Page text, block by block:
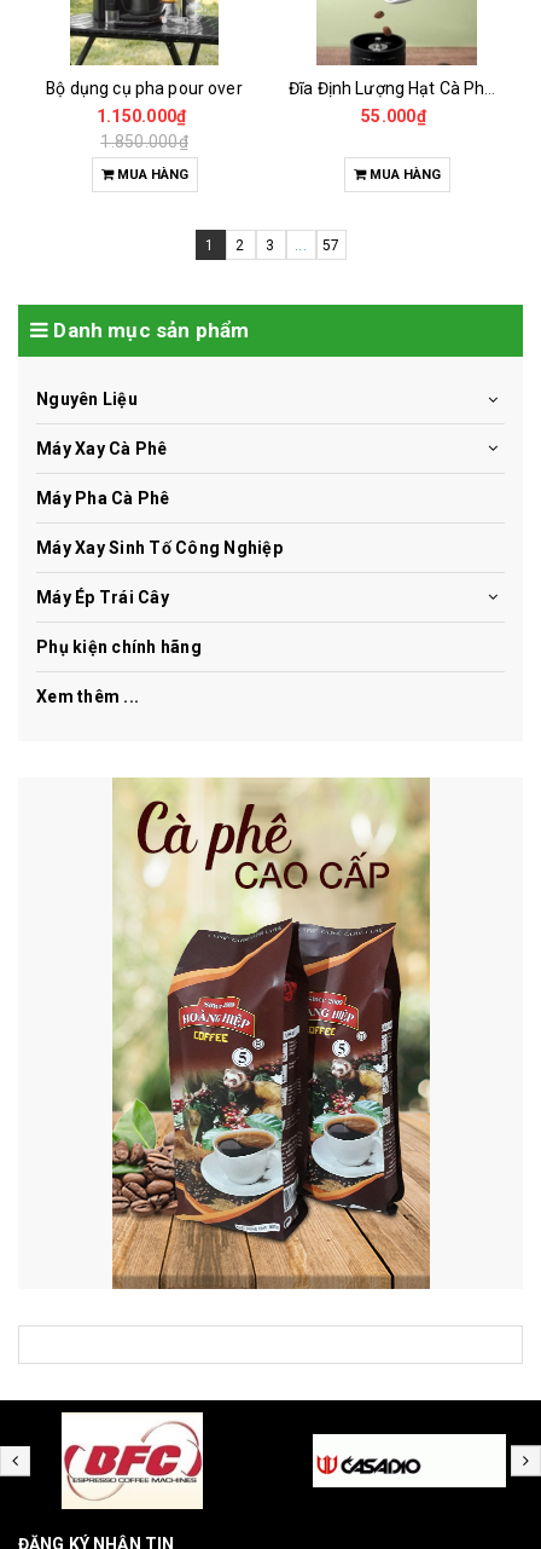
Bộ dụng cụ pha pour over
1.150.000₫
1.850.000₫
MUA HÀNG
55.000₫
MUA HÀNG
1 2 3 ... 57
Danh mục sản phẩm
Nguyên Liệu
Máy Xay Cà Phê
Máy Pha Cà Phê
Máy Xay Sinh Tố Công Nghiệp
Máy Ép Trái Cây
Phụ kiện chính hãng
Xem thêm ...
ĐĂNG KÝ NHẬN TIN